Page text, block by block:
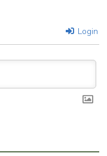
Login